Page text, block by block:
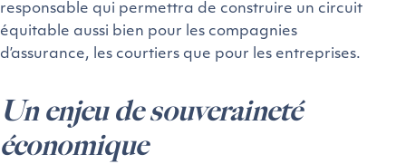
responsable qui permettra de construire un circuit
équitable aussi bien pour les compagnies
d’assurance, les courtiers que pour les entreprises.
Un enjeu de souveraineté
économique